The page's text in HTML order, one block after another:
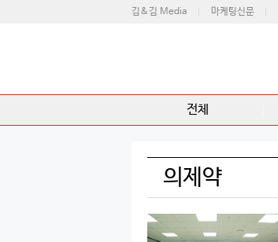
김&김 Media 마케팅신문
전체
의제약